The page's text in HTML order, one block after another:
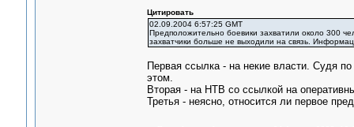
Цитировать
02.09.2004 6:57:25 GMT
Предположительно боевики захватили около 300
захватчики больше не выходили на связь.
Первая ссылка - на некие власти. Судя
этом.
Вторая - на НТВ со ссылкой на
Третья - неясно, относится ли первое